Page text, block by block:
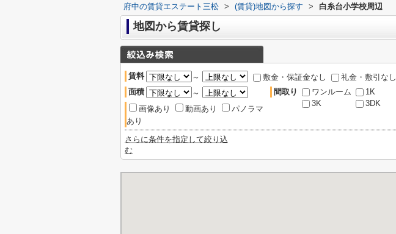
府中の賃貸エステート三松 > (賃貸)地図から探す > 白糸台小学校周辺
地図から賃貸探し
賃料 ～ 敷金・保証金なし 礼金・敷引なし
面積
～
画像あり
動画あり
パノラマ
あり
間取り ワンルーム 1K
3K
3DK
さらに条件を指定して絞り込
む